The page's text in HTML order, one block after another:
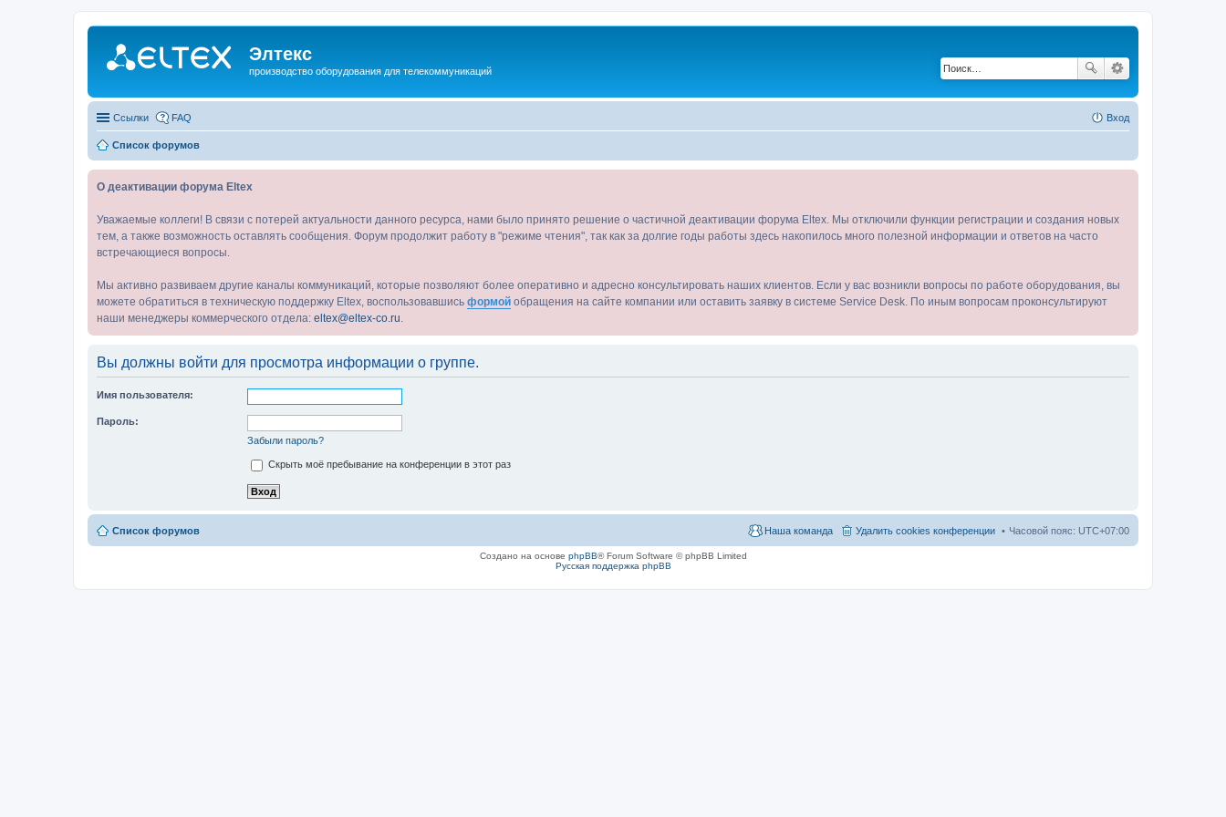
Элтекс
производство оборудования для телекоммуникаций
Ссылки FAQ Вход
Список форумов
О деактивации форума Eltex
Уважаемые коллеги! В связи с потерей актуальности данного ресурса, нами было принято решение о частичной деактивации форума Eltex. Мы отключили функции регистрации и создания новых
тем, а также возможность оставлять сообщения. Форум продолжит работу в "режиме чтения", так как за долгие годы работы здесь накопилось много полезной информации и ответов на часто
встречающиеся вопросы.
Мы активно развиваем другие каналы коммуникаций, которые позволяют более оперативно и адресно консультировать наших клиентов. Если у вас возникли вопросы по работе оборудования, вы
можете обратиться в техническую поддержку Eltex, воспользовавшись формой обращения на сайте компании или оставить заявку в системе Service Desk. По иным вопросам проконсультируют
наши менеджеры коммерческого отдела: eltex@eltex-co.ru
Вы должны войти для просмотра информации о группе.
Имя пользователя:
Пароль:
Забыли пароль?
Скрыть моё пребывание на конференции в этот раз
Список форумов Часовой пояс: UTC+07:00
Удалить cookies конференции
Наша команда
Создано на основе phpBB® Forum Software © phpBB Limited
Русская поддержка phpBB